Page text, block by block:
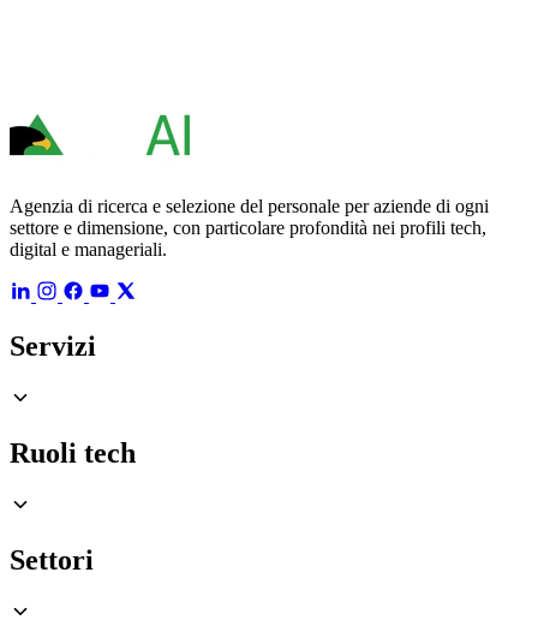
Agenzia di ricerca e selezione del personale per aziende di ogni
settore e dimensione, con particolare profondità nei profili tech,
digital e manageriali.
Servizi
Ruoli tech
Settori